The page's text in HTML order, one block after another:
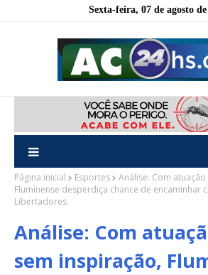
Sexta-feira, 07 de agosto de
Página inicial Esportes
Análise: Com
Fluminense desperdiça chance de encaminhar
Libertadores
Análise: Com
sem inspiração,